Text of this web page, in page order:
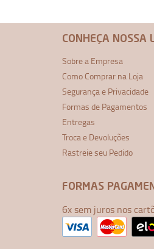
CONHEÇA NOSSA
Sobre a Empresa
Como Comprar na Loja
Segurança e Privacidade
Formas de Pagamentos
Entregas
Troca e Devoluções
Rastreie seu Pedido
FORMAS
6x sem juros nos